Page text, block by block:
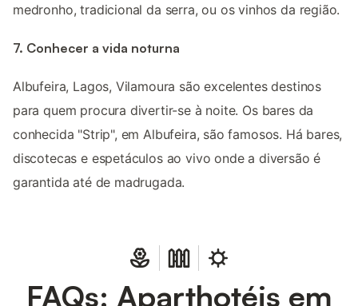
medronho, tradicional da serra, ou os vinhos da região.
7. Conhecer a vida noturna
Albufeira, Lagos, Vilamoura são excelentes destinos
para quem procura divertir-se à noite. Os bares da
conhecida "Strip", em Albufeira, são famosos. Há bares,
discotecas e espetáculos ao vivo onde a diversão é
garantida até de madrugada.
FAQs: Aparthotéis em